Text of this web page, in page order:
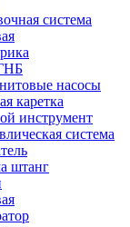
система
насосы
каретка
инструмент
система
штанг